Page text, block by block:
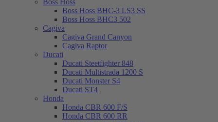
Boss Hoss
Boss Hoss BHC-3 LS3 SS
Boss Hoss BHC3 502
Cagiva
Cagiva Grand Canyon
Cagiva Raptor
Ducati
Ducati Steetfighter 848
Ducati Multistrada 1200 S
Ducati Monster S4
Ducati ST4
Honda
Honda CBR 600 F/S
Honda CBR 600 RR